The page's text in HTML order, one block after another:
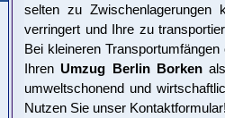
selten zu Zwischenlagerungen
verringert und Ihre zu
Bei kleineren
IhrenUmzug Berlin Borkenals
umweltschonend und
Nutzen Sie unser